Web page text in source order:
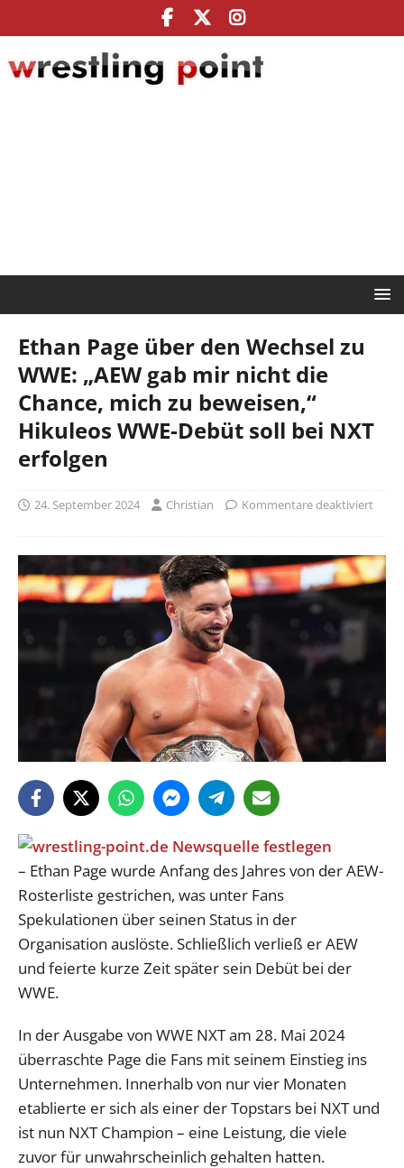
Ethan Page über den Wechsel zu
WWE: „AEW gab mir nicht die
Chance, mich zu beweisen,“
Hikuleos WWE-Debüt soll bei NXT
erfolgen
24. September 2024 Christian Kommentare deaktiviert
– Ethan Page wurde Anfang des Jahres von der AEW-
Rosterliste gestrichen, was unter Fans
Spekulationen über seinen Status in der
Organisation auslöste. Schließlich verließ er AEW
und feierte kurze Zeit später sein Debüt bei der
WWE.
In der Ausgabe von WWE NXT am 28. Mai 2024
überraschte Page die Fans mit seinem Einstieg ins
Unternehmen. Innerhalb von nur vier Monaten
etablierte er sich als einer der Topstars bei NXT und
ist nun NXT Champion – eine Leistung, die viele
zuvor für unwahrscheinlich gehalten hatten.